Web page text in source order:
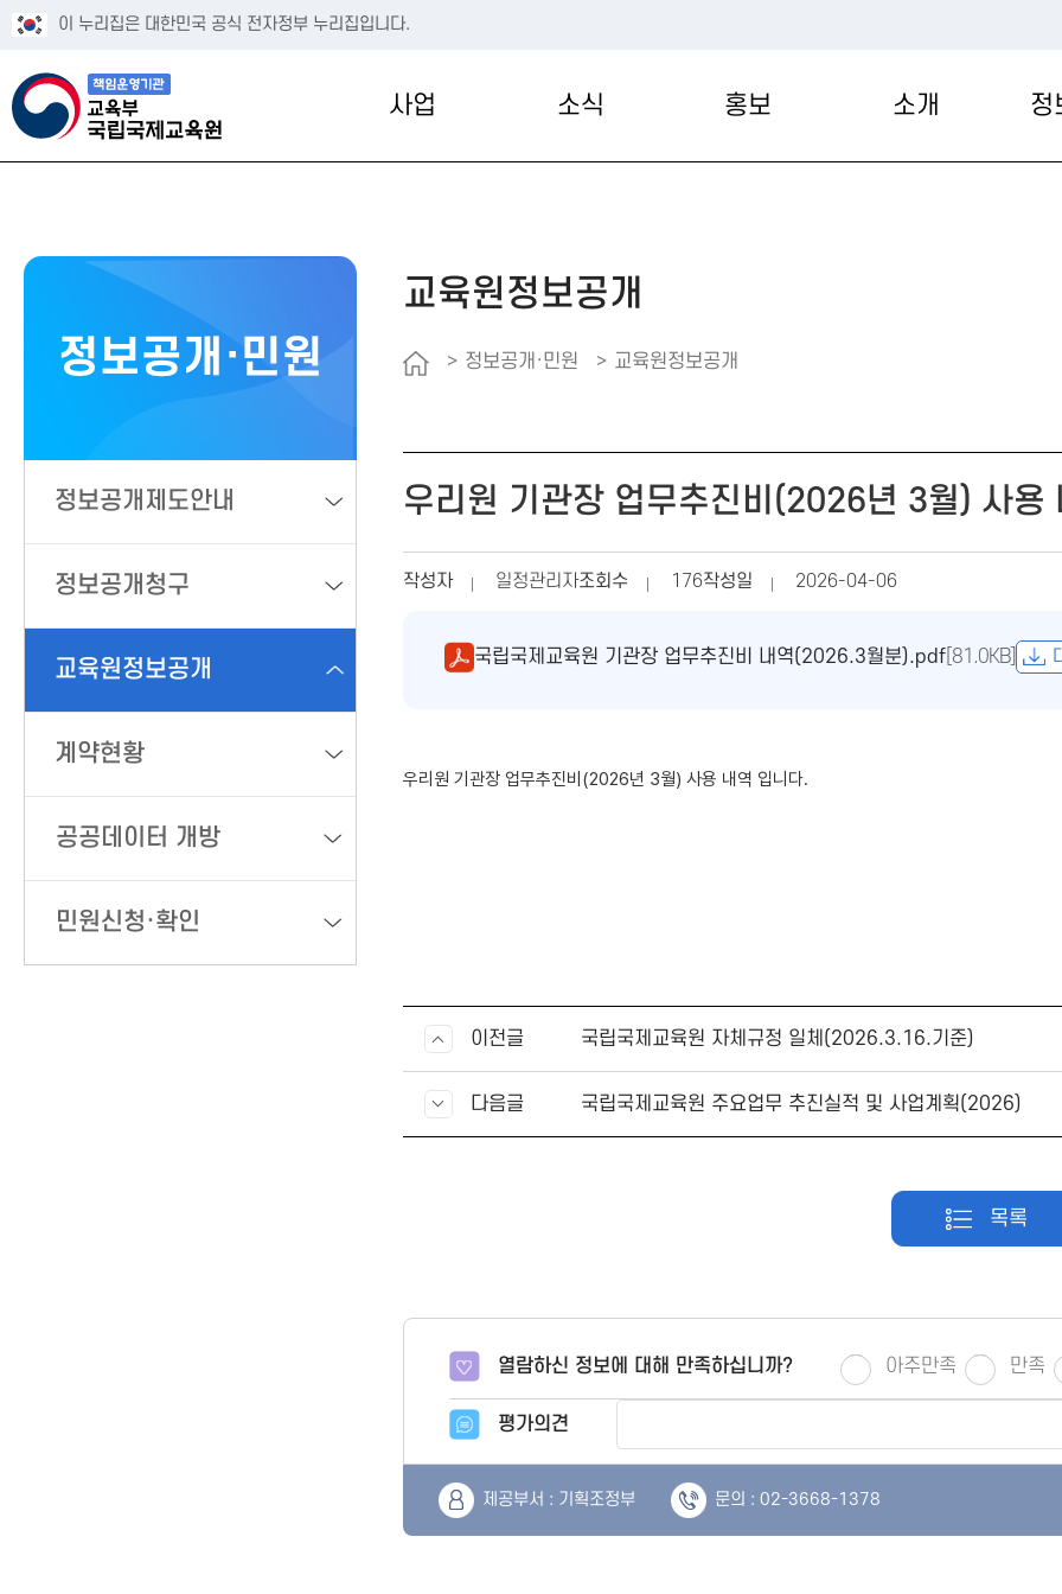
이 누리집은 대한민국 공식 전자정부 누리집입니다.
사업 소식 홍보 소개 정
정보공개·민원
정보공개제도안내
정보공개청구
교육원정보공개
계약현황
공공데이터 개방
민원신청·확인
교육원정보공개
정보공개·민원 교육원정보공개
우리원 기관장 업무추진비(2026년 3월) 사용
작성자 일정관리자조회수 176작성일 2026-04-06
국립국제교육원 기관장 업무추진비 내역(2026.3월분).pdf [81.0KB]
우리원 기관장 업무추진비(2026년 3월) 사용 내역 입니다.
이전글 국립국제교육원 자체규정 일체(2026.3.16.기준)
다음글 국립국제교육원 주요업무 추진실적 및 사업계획(2026)
목록
열람하신 정보에 대해 만족하십니까? 아주만족 만족
평가의견
제공부서 : 기획조정부 문의 : 02-3668-1378